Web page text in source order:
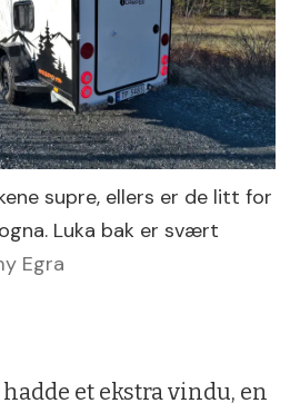
supre, ellers er de litt for
Luka bak er svært
Egra
et ekstra vindu, en